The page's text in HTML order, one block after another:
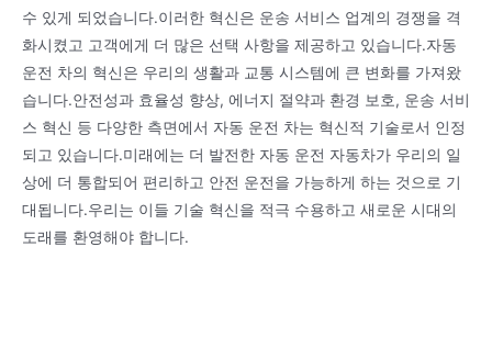
수 있게 되었습니다.이러한 혁신은 운송 서비스 업계의 경쟁을 격
화시켰고 고객에게 더 많은 선택 사항을 제공하고 있습니다.자동
운전 차의 혁신은 우리의 생활과 교통 시스템에 큰 변화를 가져왔
습니다.안전성과 효율성 향상, 에너지 절약과 환경 보호, 운송 서비
스 혁신 등 다양한 측면에서 자동 운전 차는 혁신적 기술로서 인정
되고 있습니다.미래에는 더 발전한 자동 운전 자동차가 우리의 일
상에 더 통합되어 편리하고 안전 운전을 가능하게 하는 것으로 기
대됩니다.우리는 이들 기술 혁신을 적극 수용하고 새로운 시대의
도래를 환영해야 합니다.